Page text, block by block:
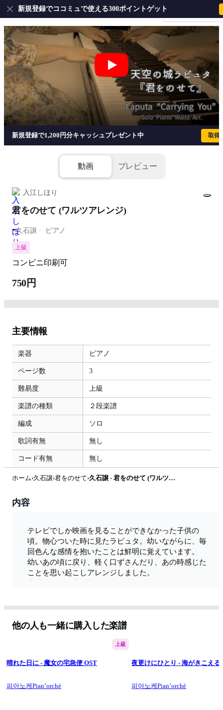
会員登録・ログイ
新規登録でココミュで使える300ポイントゲット
君をのせて (ワルツアレンジ) - 久石譲
新規登録で1,200円分キャッシュプレゼント中 取得
動画 プレビュー
入江しほり
君をのせて (ワルツアレンジ)
-久石譲 ピアノ
上級
コンビニ印刷可
750円
主要情報
楽器 ピアノ
ページ数 3
難易度 上級
楽譜の種類 ２段楽譜
編成 ソロ
歌詞有無 無し
コード有無 無し
ホーム›久石譲›君をのせて› 久石譲 - 君をのせて (ワルツアレンジ) by 入江しほり
内容
テレビでしか映画を見ることができなかった子供の
頃。物心ついた時に見たラピュタ。幼いながらに、毎
回色んな感情を抱いたことは鮮明に覚えています。
幼いあの頃に戻り、軽く口ずさんだり、あの時感じた
ことを思い起こしアレンジしました。
他の人も一緒に購入した楽譜
上級
晴れた日に - 魔女の宅急便 OST
피아노케Pian’orchè 피아노케Pian’orchè